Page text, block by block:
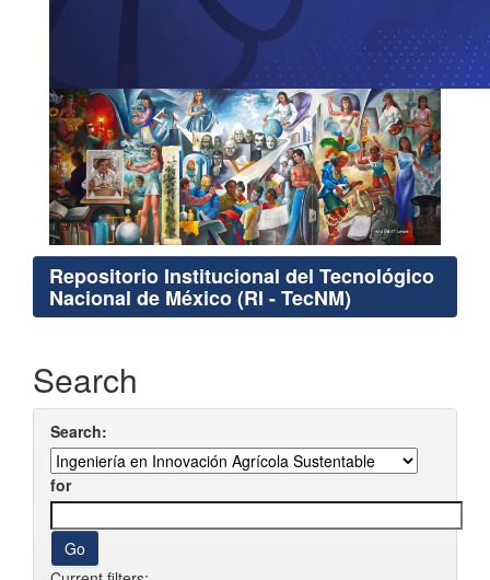
Repositorio Institucional del Tecnológico
Nacional de México (RI - TecNM)
Search
Search:
for